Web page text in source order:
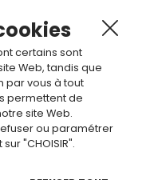
et articles.
certains sont
Web, tandis que
par vous à tout
permettent de
site Web.
ou paramétrer
"CHOISIR".